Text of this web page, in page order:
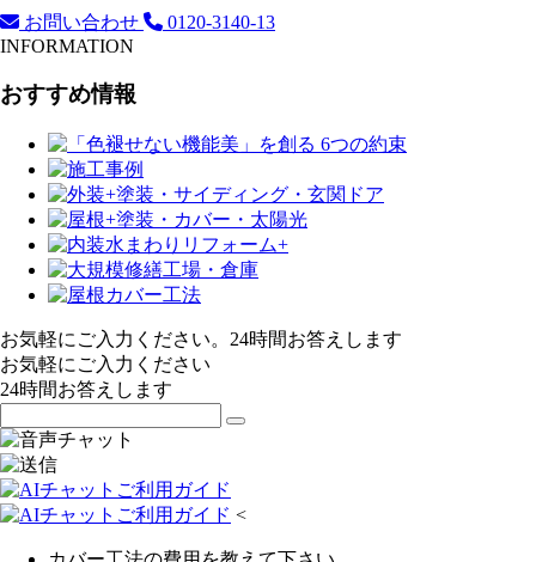
お問い合わせ
0120-3140-13
INFORMATION
おすすめ情報
お気軽にご入力ください。24時間お答えします
お気軽にご入力ください
24時間お答えします
<